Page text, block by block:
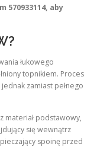
570933114, aby
łukowego
topnikiem. Proces
zamiast pełnego
materiał podstawowy,
się wewnątrz
spoinę przed